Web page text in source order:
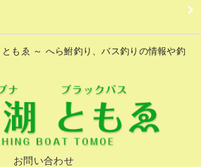
もゑ ～ へら鮒釣り、バス釣りの情報や釣
お問い合わせ